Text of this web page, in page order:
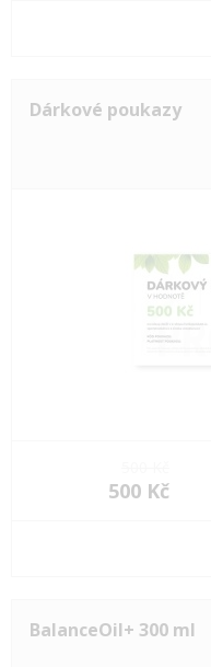
Dárkové poukazy
500 Kč
BalanceOil+ 300 ml